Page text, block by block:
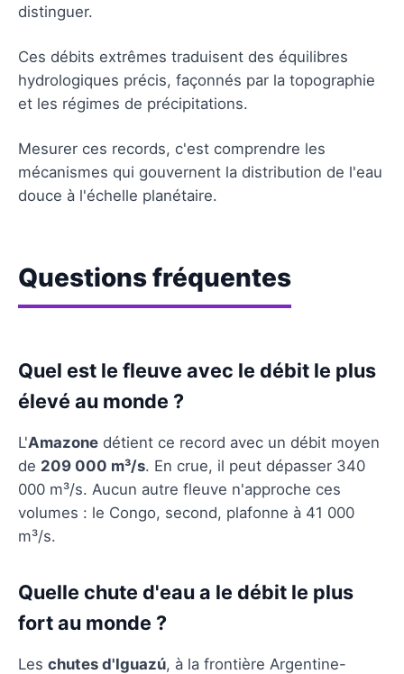
distinguer.
Ces débits extrêmes traduisent des équilibres
hydrologiques précis, façonnés par la topographie
et les régimes de précipitations.
Mesurer ces records, c'est comprendre les
mécanismes qui gouvernent la distribution de l'eau
douce à l'échelle planétaire.
Questions fréquentes
Quel est le fleuve avec le débit le plus
élevé au monde ?
L'Amazone détient ce record avec un débit moyen
de 209 000 m³/s. En crue, il peut dépasser 340
000 m³/s. Aucun autre fleuve n'approche ces
volumes : le Congo, second, plafonne à 41 000
m³/s.
Quelle chute d'eau a le débit le plus
fort au monde ?
Les chutes d'Iguazú, à la frontière Argentine-